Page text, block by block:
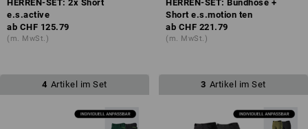
HERREN-SET: 2x Short
e.s.active
ab CHF 125.79
(m. MwSt.)
HERREN-SET: Bundhose +
Short e.s.motion ten
ab CHF 221.79
(m. MwSt.)
4 Artikel im Set 3 Artikel im Set